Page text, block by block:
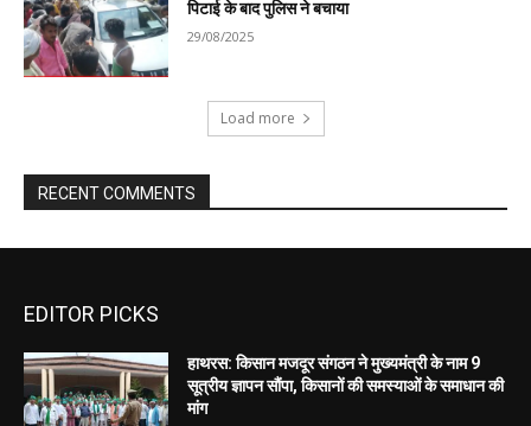
EDITOR PICKS
हाथरस: किसान मजदूर संगठन ने मुख्यमंत्री के नाम 9
सूत्रीय ज्ञापन सौंपा, किसानों की समस्याओं के समाधान की
मांग